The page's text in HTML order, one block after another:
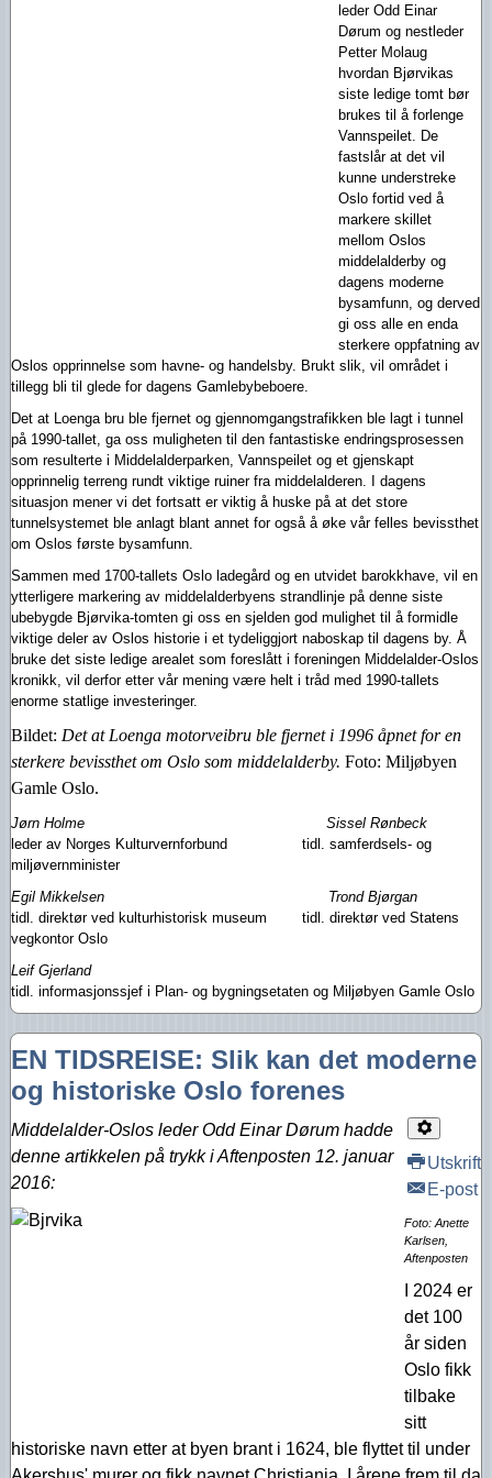
leder Odd Einar
Dørum og nestleder
Petter Molaug
hvordan Bjørvikas
siste ledige tomt bør
brukes til å forlenge
Vannspeilet. De
fastslår at det vil
kunne understreke
Oslo fortid ved å
markere skillet
mellom Oslos
middelalderby og
dagens moderne
bysamfunn, og derved
gi oss alle en enda
sterkere oppfatning av
Oslos opprinnelse som havne- og handelsby. Brukt slik, vil området i
tillegg bli til glede for dagens Gamlebybeboere.
Det at Loenga bru ble fjernet og gjennomgangstrafikken ble lagt i tunnel
på 1990-tallet, ga oss muligheten til den fantastiske endringsprosessen
som resulterte i Middelalderparken, Vannspeilet og et gjenskapt
opprinnelig terreng rundt viktige ruiner fra middelalderen. I dagens
situasjon mener vi det fortsatt er viktig å huske på at det store
tunnelsystemet ble anlagt blant annet for også å øke vår felles bevissthet
om Oslos første bysamfunn.
Sammen med 1700-tallets Oslo ladegård og en utvidet barokkhave, vil en
ytterligere markering av middelalderbyens strandlinje på denne siste
ubebygde Bjørvika-tomten gi oss en sjelden god mulighet til å formidle
viktige deler av Oslos historie i et tydeliggjort naboskap til dagens by. Å
bruke det siste ledige arealet som foreslått i foreningen Middelalder-Oslos
kronikk, vil derfor etter vår mening være helt i tråd med 1990-tallets
enorme statlige investeringer.
Bildet: Det at Loenga motorveibru ble fjernet i 1996 åpnet for en
sterkere bevissthet om Oslo som middelalderby. Foto: Miljøbyen
Gamle Oslo.
Jørn Holme Sissel Rønbeck
leder av Norges Kulturvernforbund tidl. samferdsels- og
miljøvernminister
Egil Mikkelsen Trond Bjørgan
tidl. direktør ved kulturhistorisk museum tidl. direktør ved Statens
vegkontor Oslo
Leif Gjerland
tidl. informasjonssjef i Plan- og bygningsetaten og Miljøbyen Gamle Oslo
EN TIDSREISE: Slik kan det moderne
og historiske Oslo forenes
Utskrift
E-post
Middelalder-Oslos leder Odd Einar Dørum hadde
denne artikkelen på trykk i Aftenposten 12. januar
2016:
Foto: Anette
Karlsen,
Aftenposten
I 2024 er
det 100
år siden
Oslo fikk
tilbake
sitt
historiske navn etter at byen brant i 1624, ble flyttet til under